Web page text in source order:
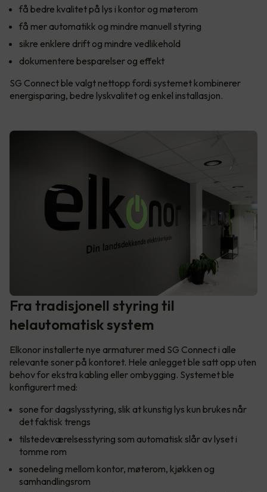
få bedre kvalitet på lys i kontor og møterom
få mer automatikk og mindre manuell styring
sikre enklere drift og mindre vedlikehold
dokumentere besparelser og effekt
SG Connect ble valgt nettopp fordi systemet kombinerer
energisparing, bedre lyskvalitet og enkel installasjon.
Fra tradisjonell styring til
helautomatisk system
Elkonor installerte nye armaturer med SG Connect i alle
relevante soner på kontoret. Hele anlegget ble satt opp uten
behov for ekstra kabling eller ombygging. Systemet ble
konfigurert med:
sone for dagslysstyring, slik at kunstig lys kun brukes når
det faktisk trengs
tilstedeværelsesstyring som automatisk slår av lyset i
tomme rom
sonedeling mellom kontor, møterom, kjøkken og
samhandlingsrom